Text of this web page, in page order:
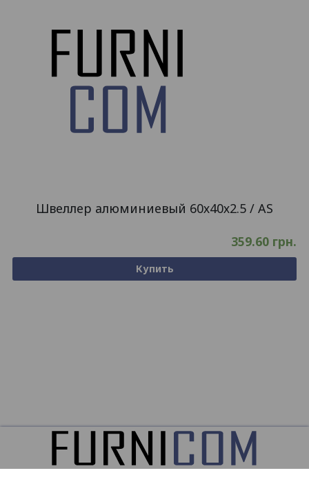
Швеллер алюминиевый 60х40х2.5 / AS
359.60 грн.
Купить